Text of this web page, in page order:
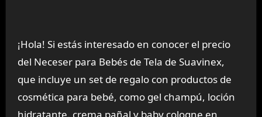
¡Hola! Si estás interesado en conocer el precio
del Neceser para Bebés de Tela de Suavinex,
que incluye un set de regalo con productos de
cosmética para bebé, como gel champú, loción